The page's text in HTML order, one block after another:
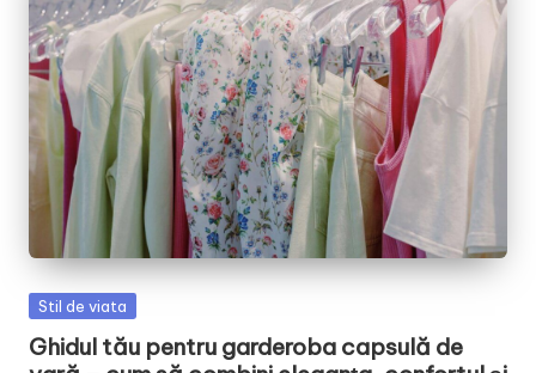
Posted
Stil de viata
Ghidul tău pentru garderoba capsulă de